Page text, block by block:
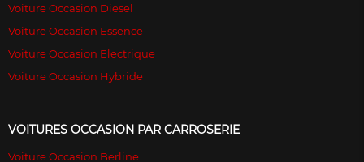
Voiture Occasion Diesel
Voiture Occasion Essence
Voiture Occasion Electrique
Voiture Occasion Hybride
VOITURES OCCASION PAR CARROSERIE
Voiture Occasion Berline